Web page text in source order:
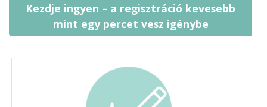
Kezdje ingyen – a regisztráció kevesebb
mint egy percet vesz igénybe